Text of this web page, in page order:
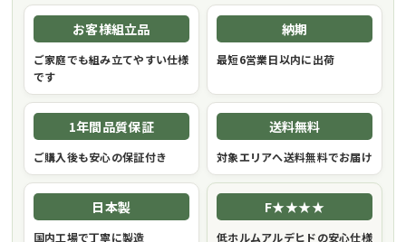
お客様組立品
ご家庭でも組み立てやすい仕様
です
納期
最短6営業日以内に出荷
1年間品質保証
ご購入後も安心の保証付き
送料無料
対象エリアへ送料無料でお届け
日本製
国内工場で丁寧に製造
F★★★★
低ホルムアルデヒドの安心仕様